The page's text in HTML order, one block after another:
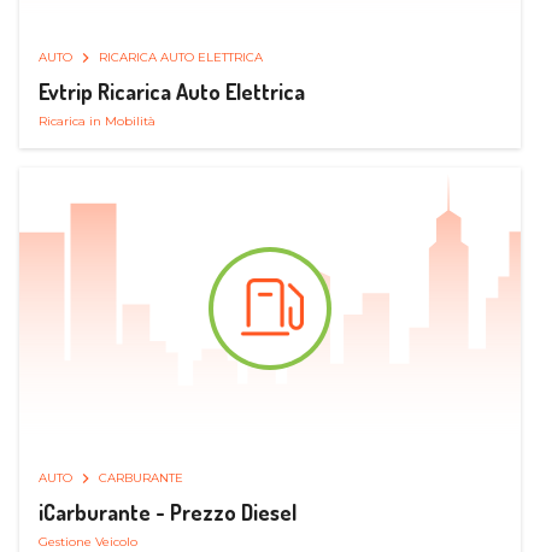
AUTO RICARICA AUTO ELETTRICA
Evtrip Ricarica Auto Elettrica
Ricarica in Mobilità
AUTO CARBURANTE
iCarburante - Prezzo Diesel
Gestione Veicolo